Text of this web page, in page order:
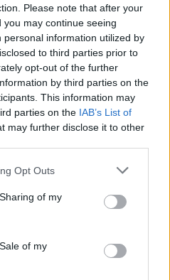
Please note that after your
may continue seeing
information utilized by
to third parties prior to
opt-out of the further
by third parties on the
This information may
parties on the IAB’s List of
may further disclose it to other
Opt Outs
of my
of my
#Πληρωμές
ΕΠΙΣΗΣ
εργασίας